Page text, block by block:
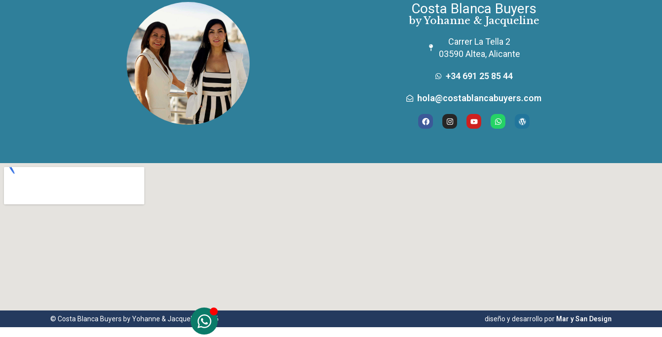
Costa Blanca Buyers
by Yohanne & Jacqueline
Carrer La Tella 2
03590 Altea, Alicante
+34 691 25 85 44
hola@costablancabuyers.com
© Costa Blanca Buyers by Yohanne & Jacqueline 2026 diseño y desarrollo por Mar y San Design